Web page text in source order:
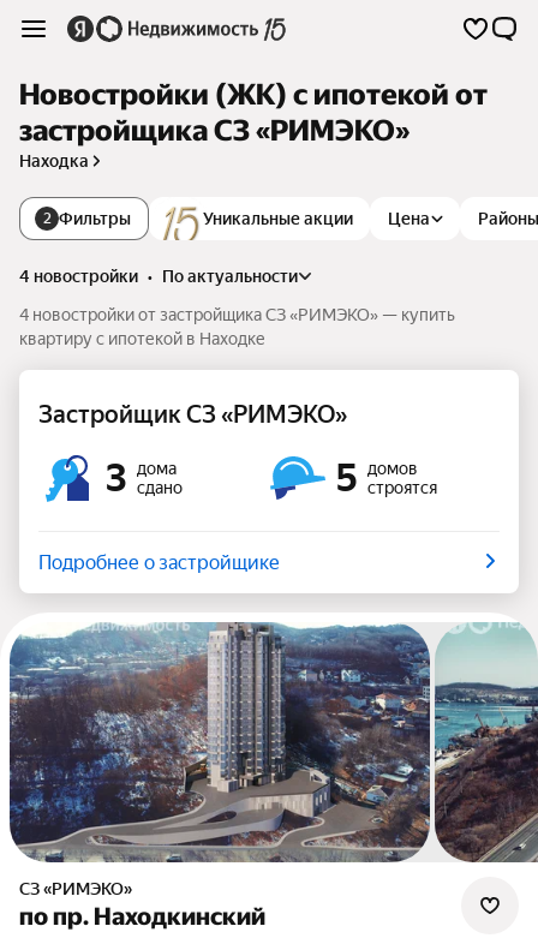
Новостройки (ЖК) с ипотекой от
застройщика СЗ «РИМЭКО»
Находка
2 Фильтры Уникальные акции Цена Районы
4 новостройки •
по актуальности
4 новостройки от застройщика СЗ «РИМЭКО» — купить
квартиру с ипотекой в Находке
Застройщик СЗ «РИМЭКО»
3
дома
сдано
5
домов
строятся
Подробнее о застройщике
СЗ «РИМЭКО»
по пр. Находкинский